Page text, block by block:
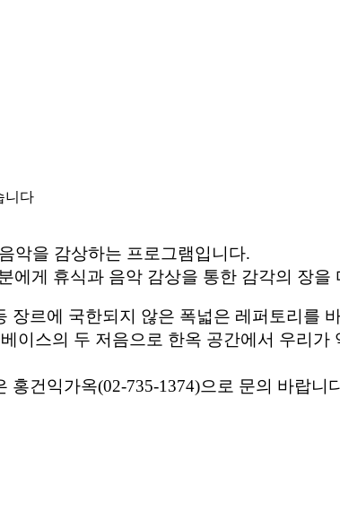
니다
악을 감상하는 프로그램입니다.
게 휴식과 음악 감상을 통한 감각의 장을
르에 국한되지 않은 폭넓은 레퍼토리를
이스의 두 저음으로 한옥 공간에서 우리가
홍건익가옥(02-735-1374)으로 문의 바랍니